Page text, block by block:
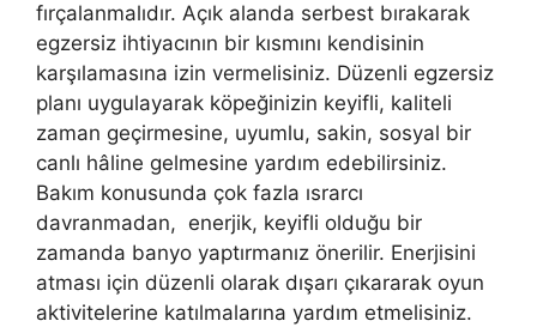
fırçalanmalıdır. Açık alanda serbest bırakarak
egzersiz ihtiyacının bir kısmını kendisinin
karşılamasına izin vermelisiniz. Düzenli egzersiz
planı uygulayarak köpeğinizin keyifli, kaliteli
zaman geçirmesine, uyumlu, sakin, sosyal bir
canlı hâline gelmesine yardım edebilirsiniz.
Bakım konusunda çok fazla ısrarcı
davranmadan, enerjik, keyifli olduğu bir
zamanda banyo yaptırmanız önerilir. Enerjisini
atması için düzenli olarak dışarı çıkararak oyun
aktivitelerine katılmalarına yardım etmelisiniz.